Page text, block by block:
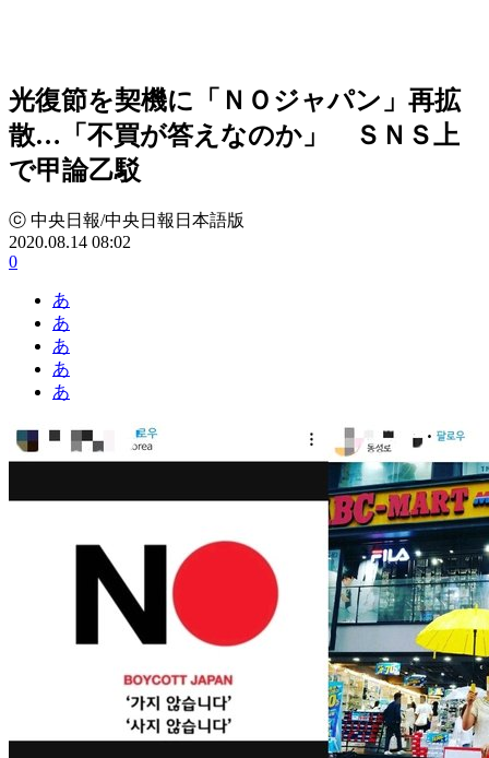
光復節を契機に「ＮＯジャパン」再拡
散…「不買が答えなのか」 ＳＮＳ上
で甲論乙駁
ⓒ 中央日報/中央日報日本語版
2020.08.14 08:02
0
あ
あ
あ
あ
あ